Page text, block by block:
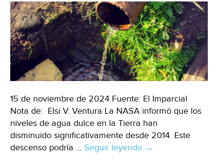
15 de noviembre de 2024 Fuente: El Imparcial
Nota de: Elsi V. Ventura La NASA informó que los
niveles de agua dulce en la Tierra han
disminuido significativamente desde 2014. Este
descenso podría … Seguir leyendo Internacional
→